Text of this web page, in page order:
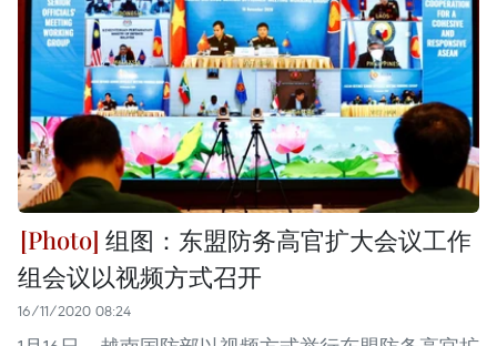
组图：东盟防务高官扩大会议工作
组会议以视频方式召开
16/11/2020 08:24